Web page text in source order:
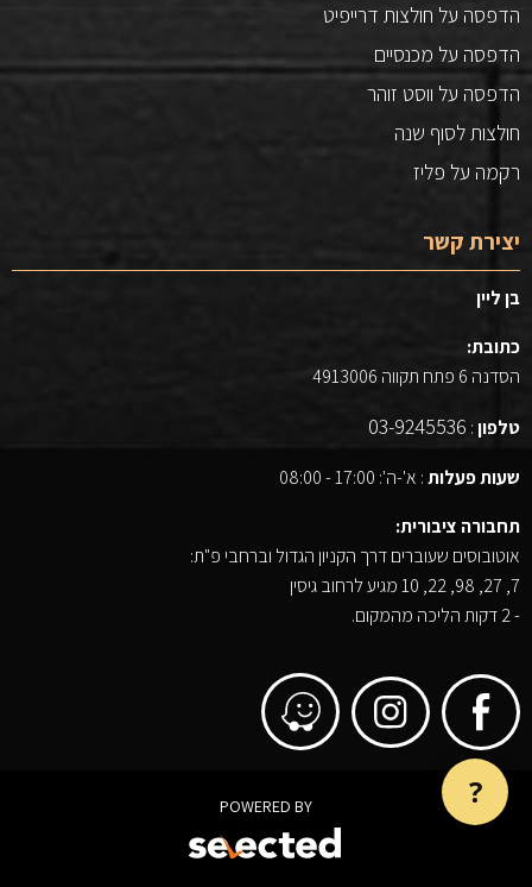
הדפסה על חולצות דרייפיט
הדפסה על מכנסיים
הדפסה על ווסט זוהר
חולצות לסוף שנה
רקמה על פליז
יצירת קשר
בן ליין
כתובת:
הסדנה 6 פתח תקווה 4913006
טלפון:
03-9245536
שעות פעלות: א'-ה': 17:00 - 08:00
תחבורה ציבורית:
אוטובוסים שעוברים דרך הקניון הגדול וברחבי פ"ת:
7, 27, 98, 22, 10 מגיע לרחוב גיסין
- 2 דקות הליכה מהמקום.
POWERED BY ?